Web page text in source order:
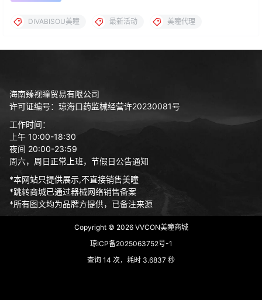
DIVABISOU美瞳 最新活动 美瞳代理
海南臻视瞳贸易有限公司
许可证编号：琼海口药监械经营许20230081号
工作时间：
上午 10:00-18:30
夜间 20:00-23:59
周六，周日正常上班，节假日公告通知
*本网站只提供展示,不直接销售美瞳
*跳转商城已通过器械网络销售备案
*所有图文均为品牌方提供，已备注来源
Copyright © 2026VVCON美瞳商城
琼ICP备2025063752号-1
查询 14 次，耗时 3.6837 秒